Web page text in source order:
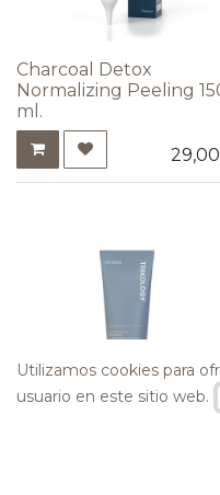
Charcoal Detox
Normalizing Peeling
ml.
29,00
Utilizamos cookies para
usuario en este sitio web.